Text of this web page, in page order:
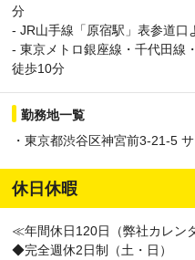
分
- JR山手線「原宿駅」表参道口
- 東京メトロ銀座線・千代田線
徒歩10分
勤務地一覧
・東京都渋谷区神宮前3-21-5
休日休暇
≪年間休日120日（弊社カレン
◆完全週休2日制（土・日）